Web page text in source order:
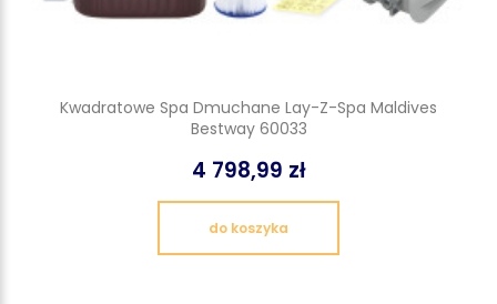
Kwadratowe Spa Dmuchane Lay-Z-Spa Maldives
Bestway 60033
4 798,99 zł
do koszyka